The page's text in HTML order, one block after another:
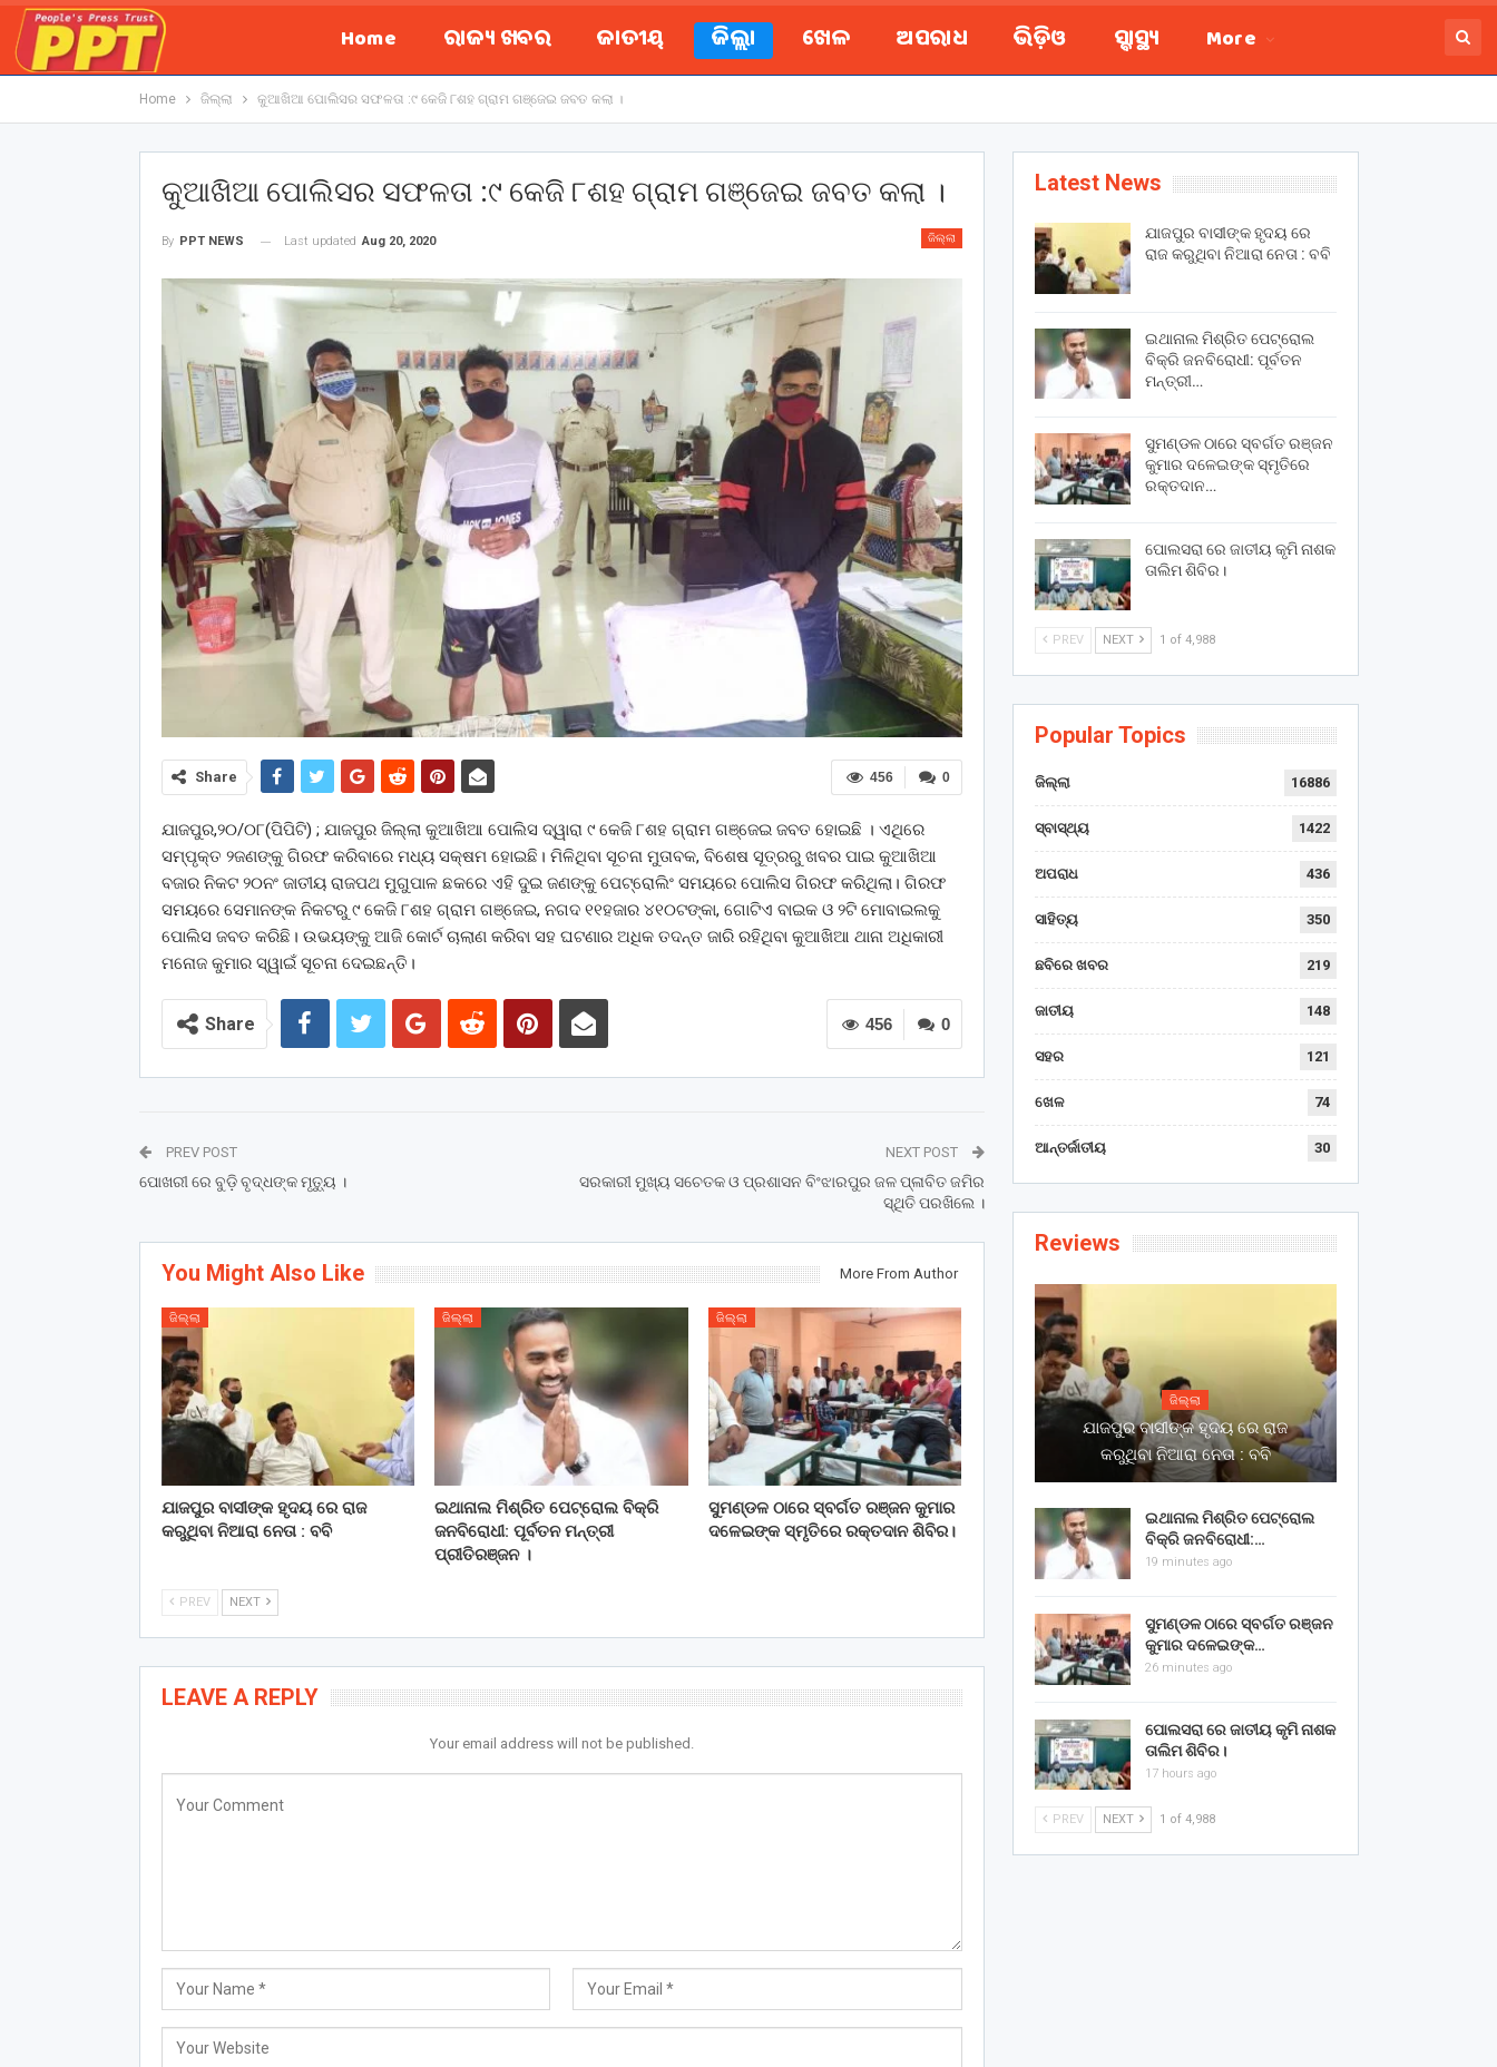
Home ରାଜ୍ୟ ଖବର ଜାତୀୟ ଜିଲ୍ଲା ଖେଳ ଅପରାଧ ଭିଡ଼ିଓ ସ୍ବାସ୍ଥ୍ୟ More
Home ଜିଲ୍ଲା କୁଆଖିଆ ପୋଲିସର ସଫଳତା :୯ କେଜି ୮ଶହ ଗ୍ରାମ ଗଞ୍ଜେଇ ଜବତ କଲା ।
କୁଆଖିଆ ପୋଲିସର ସଫଳତା :୯ କେଜି ୮ଶହ ଗ୍ରାମ ଗଞ୍ଜେଇ ଜବତ କଲା ।
ଜିଲ୍ଲା
By PPT NEWS Last updated Aug 20, 2020
0
456
Share
ଯାଜପୁର,୨୦/୦୮(ପିପିଟି) ; ଯାଜପୁର ଜିଲ୍ଲା କୁଆଖିଆ ପୋଲିସ ଦ୍ୱାରା ୯ କେଜି ୮ଶହ ଗ୍ରାମ ଗଞ୍ଜେଇ ଜବତ ହୋଇଛି । ଏଥିରେ
ସମ୍ପୃକ୍ତ ୨ଜଣଙ୍କୁ ଗିରଫ କରିବାରେ ମଧ୍ୟ ସକ୍ଷମ ହୋଇଛି। ମିଳିଥିବା ସୂଚନା ମୁତାବକ, ବିଶେଷ ସୂତ୍ରରୁ ଖବର ପାଇ କୁଆଖିଆ
ବଜାର ନିକଟ ୨୦ନଂ ଜାତୀୟ ରାଜପଥ ମୁଗୁପାଳ ଛକରେ ଏହି ଦୁଇ ଜଣଙ୍କୁ ପେଟ୍ରୋଲିଂ ସମୟରେ ପୋଲିସ ଗିରଫ କରିଥିଲା। ଗିରଫ
ସମୟରେ ସେମାନଙ୍କ ନିକଟରୁ ୯ କେଜି ୮ଶହ ଗ୍ରାମ ଗଞ୍ଜେଇ, ନଗଦ ୧୧ହଜାର ୪୧୦ଟଙ୍କା, ଗୋଟିଏ ବାଇକ ଓ ୨ଟି ମୋବାଇଲକୁ
ପୋଲିସ ଜବତ କରିଛି। ଉଭୟଙ୍କୁ ଆଜି କୋର୍ଟ ଚାଲାଣ କରିବା ସହ ଘଟଣାର ଅଧିକ ତଦନ୍ତ ଜାରି ରହିଥିବା କୁଆଖିଆ ଥାନା ଅଧିକାରୀ
ମନୋଜ କୁମାର ସ୍ୱାଇଁ ସୂଚନା ଦେଇଛନ୍ତି।
0
456
Share
PREV POST
ପୋଖରୀ ରେ ବୁଡ଼ି ବୃଦ୍ଧଙ୍କ ମୃତ୍ୟୁ ।
NEXT POST
ସରକାରୀ ମୁଖ୍ୟ ସଚେତକ ଓ ପ୍ରଶାସନ ବିଂଝାରପୁର ଜଳ ପ୍ଳାବିତ ଜମିର
ସ୍ଥିତି ପରଖିଲେ ।
You Might Also Like More From Author
ଜିଲ୍ଲା
ଯାଜପୁର ବାସୀଙ୍କ ହୃଦୟ ରେ ରାଜ
କରୁଥିବା ନିଆରା ନେତା : ବବି
ଜିଲ୍ଲା
ଇଥାନାଲ ମିଶ୍ରିତ ପେଟ୍ରୋଲ ବିକ୍ରି
ଜନବିରୋଧୀ: ପୂର୍ବତନ ମନ୍ତ୍ରୀ
ପ୍ରୀତିରଞ୍ଜନ ।
ଜିଲ୍ଲା
ସୁମଣ୍ଡଳ ଠାରେ ସ୍ବର୍ଗତ ରଞ୍ଜନ କୁମାର
ଦଳେଇଙ୍କ ସ୍ମୃତିରେ ରକ୍ତଦାନ ଶିବିର।
PREV NEXT
LEAVE A REPLY
Your email address will not be published.
Latest News
ଯାଜପୁର ବାସୀଙ୍କ ହୃଦୟ ରେ
ରାଜ କରୁଥିବା ନିଆରା ନେତା : ବବି
ଇଥାନାଲ ମିଶ୍ରିତ ପେଟ୍ରୋଲ
ବିକ୍ରି ଜନବିରୋଧୀ: ପୂର୍ବତନ
ମନ୍ତ୍ରୀ…
ସୁମଣ୍ଡଳ ଠାରେ ସ୍ବର୍ଗତ ରଞ୍ଜନ
କୁମାର ଦଳେଇଙ୍କ ସ୍ମୃତିରେ
ରକ୍ତଦାନ…
ପୋଲସରା ରେ ଜାତୀୟ କୃମି ନାଶକ
ତାଲିମ ଶିବିର।
PREV NEXT 1 of 4,988
Popular Topics
ଜିଲ୍ଲା 16886
ସ୍ବାସ୍ଥ୍ୟ 1422
ଅପରାଧ 436
ସାହିତ୍ୟ 350
ଛବିରେ ଖବର 219
ଜାତୀୟ 148
ସହର 121
ଖେଳ 74
ଆନ୍ତର୍ଜାତୀୟ 30
Reviews
ଜିଲ୍ଲା
ଯାଜପୁର ବାସୀଙ୍କ ହୃଦୟ ରେ ରାଜ
କରୁଥିବା ନିଆରା ନେତା : ବବି
ଇଥାନାଲ ମିଶ୍ରିତ ପେଟ୍ରୋଲ
ବିକ୍ରି ଜନବିରୋଧୀ:…
19 minutes ago
ସୁମଣ୍ଡଳ ଠାରେ ସ୍ବର୍ଗତ ରଞ୍ଜନ
କୁମାର ଦଳେଇଙ୍କ…
26 minutes ago
ପୋଲସରା ରେ ଜାତୀୟ କୃମି ନାଶକ
ତାଲିମ ଶିବିର।
17 hours ago
PREV NEXT 1 of 4,988